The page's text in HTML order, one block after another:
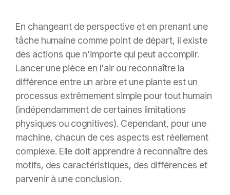
En changeant de perspective et en prenant une
tâche humaine comme point de départ, il existe
des actions que n'importe qui peut accomplir.
Lancer une pièce en l'air ou reconnaître la
différence entre un arbre et une plante est un
processus extrêmement simple pour tout humain
(indépendamment de certaines limitations
physiques ou cognitives). Cependant, pour une
machine, chacun de ces aspects est réellement
complexe. Elle doit apprendre à reconnaître des
motifs, des caractéristiques, des différences et
parvenir à une conclusion.